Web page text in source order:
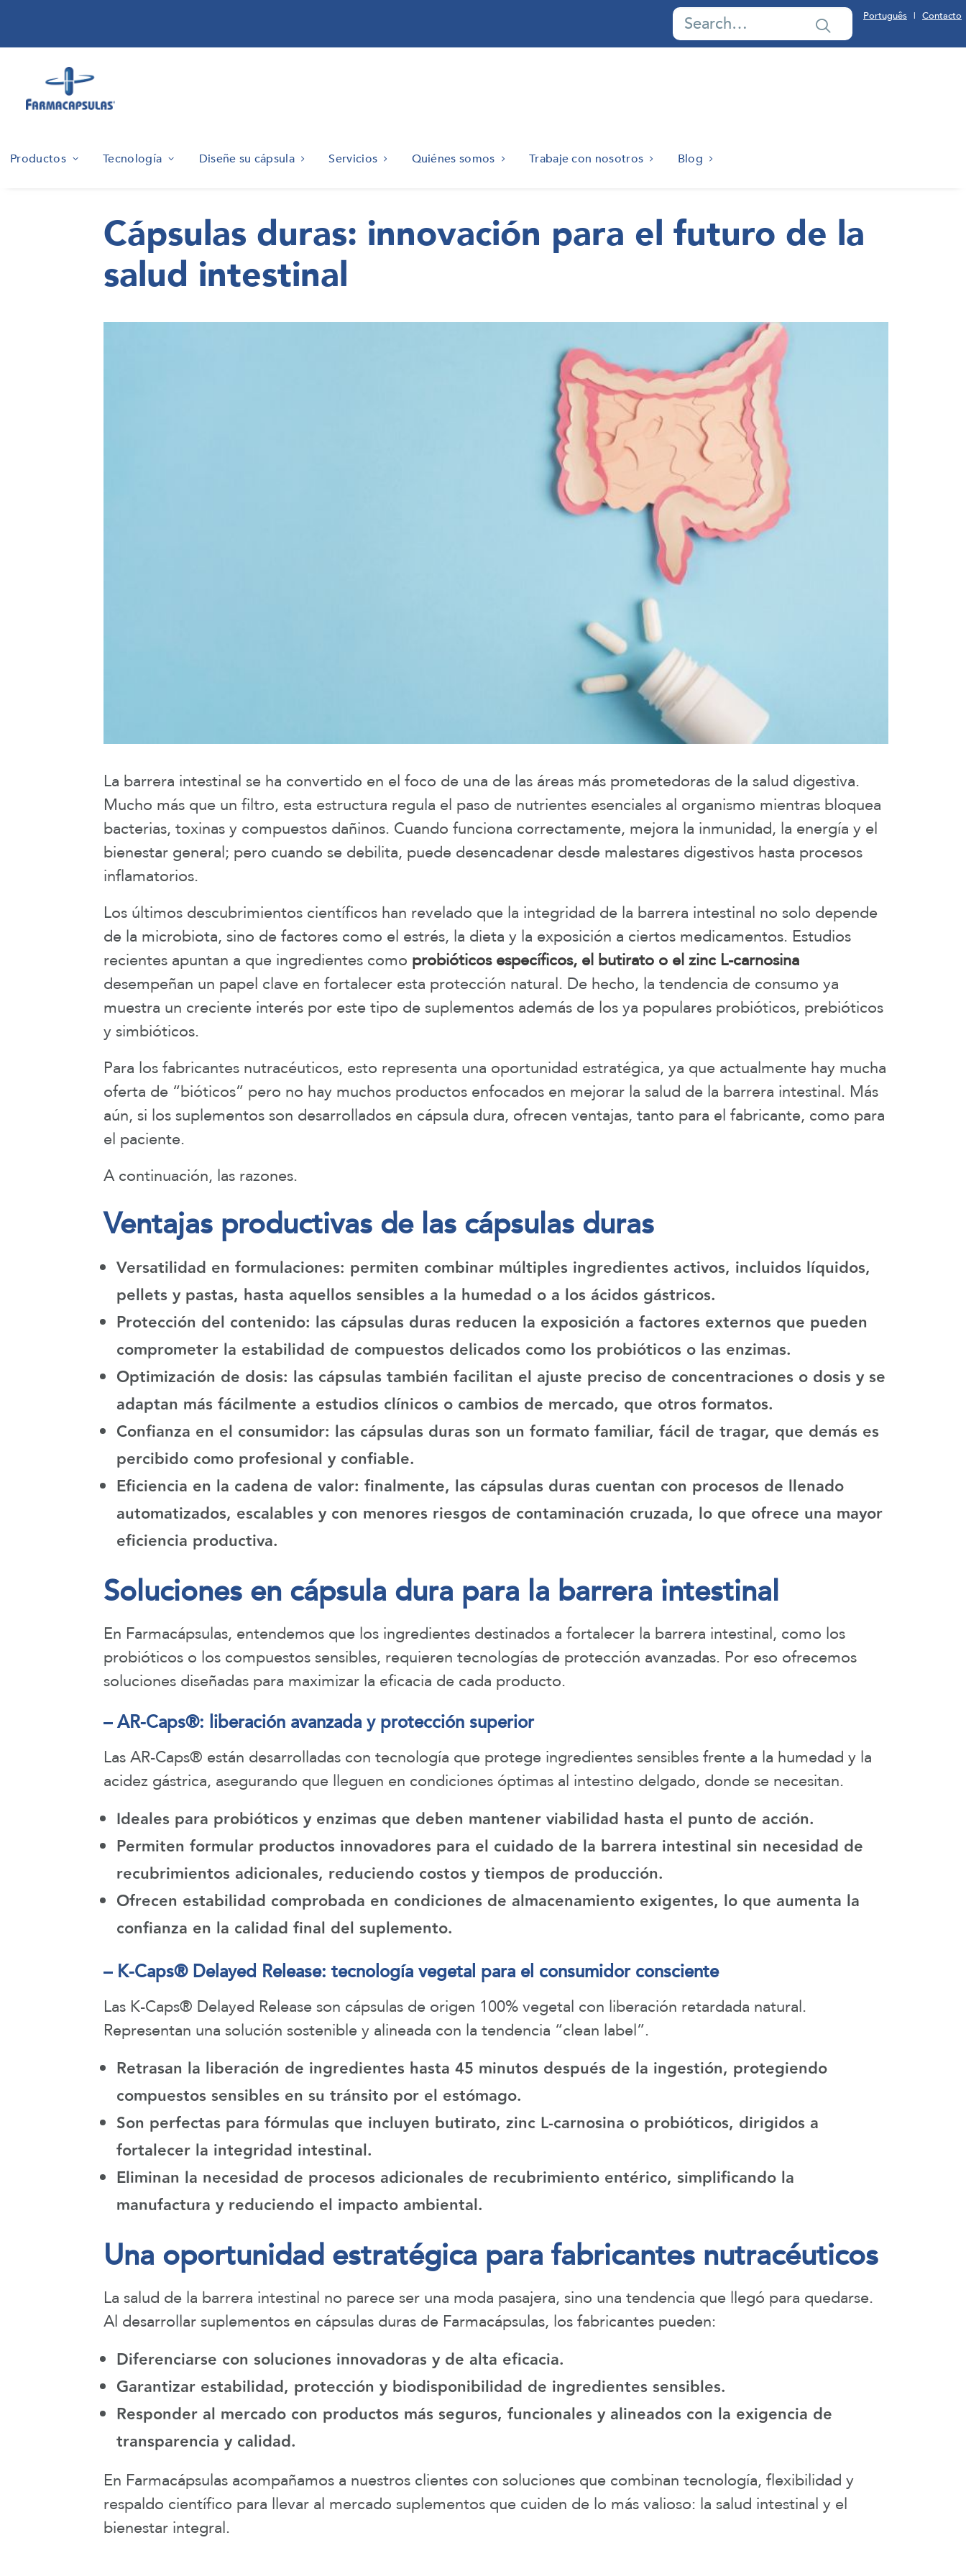
Português | Contacto
Productos Tecnología Diseñe su cápsula Servicios Quiénes somos Trabaje con nosotros Blog
Cápsulas duras: innovación para el futuro de la
salud intestinal
La barrera intestinal se ha convertido en el foco de una de las áreas más prometedoras de la salud digestiva.
Mucho más que un filtro, esta estructura regula el paso de nutrientes esenciales al organismo mientras bloquea
bacterias, toxinas y compuestos dañinos. Cuando funciona correctamente, mejora la inmunidad, la energía y el
bienestar general; pero cuando se debilita, puede desencadenar desde malestares digestivos hasta procesos
inflamatorios.
Los últimos descubrimientos científicos han revelado que la integridad de la barrera intestinal no solo depende
de la microbiota, sino de factores como el estrés, la dieta y la exposición a ciertos medicamentos. Estudios
recientes apuntan a que ingredientes como probióticos específicos, el butirato o el zinc L-carnosina
desempeñan un papel clave en fortalecer esta protección natural. De hecho, la tendencia de consumo ya
muestra un creciente interés por este tipo de suplementos además de los ya populares probióticos, prebióticos
y simbióticos.
Para los fabricantes nutracéuticos, esto representa una oportunidad estratégica, ya que actualmente hay mucha
oferta de “bióticos” pero no hay muchos productos enfocados en mejorar la salud de la barrera intestinal. Más
aún, si los suplementos son desarrollados en cápsula dura, ofrecen ventajas, tanto para el fabricante, como para
el paciente.
A continuación, las razones.
Ventajas productivas de las cápsulas duras
Versatilidad en formulaciones: permiten combinar múltiples ingredientes activos, incluidos líquidos,
pellets y pastas, hasta aquellos sensibles a la humedad o a los ácidos gástricos.
Protección del contenido: las cápsulas duras reducen la exposición a factores externos que pueden
comprometer la estabilidad de compuestos delicados como los probióticos o las enzimas.
Optimización de dosis: las cápsulas también facilitan el ajuste preciso de concentraciones o dosis y se
adaptan más fácilmente a estudios clínicos o cambios de mercado, que otros formatos.
Confianza en el consumidor: las cápsulas duras son un formato familiar, fácil de tragar, que demás es
percibido como profesional y confiable.
Eficiencia en la cadena de valor: finalmente, las cápsulas duras cuentan con procesos de llenado
automatizados, escalables y con menores riesgos de contaminación cruzada, lo que ofrece una mayor
eficiencia productiva.
Soluciones en cápsula dura para la barrera intestinal
En Farmacápsulas, entendemos que los ingredientes destinados a fortalecer la barrera intestinal, como los
probióticos o los compuestos sensibles, requieren tecnologías de protección avanzadas. Por eso ofrecemos
soluciones diseñadas para maximizar la eficacia de cada producto.
– AR-Caps®: liberación avanzada y protección superior
Las AR-Caps® están desarrolladas con tecnología que protege ingredientes sensibles frente a la humedad y la
acidez gástrica, asegurando que lleguen en condiciones óptimas al intestino delgado, donde se necesitan.
Ideales para probióticos y enzimas que deben mantener viabilidad hasta el punto de acción.
Permiten formular productos innovadores para el cuidado de la barrera intestinal sin necesidad de
recubrimientos adicionales, reduciendo costos y tiempos de producción.
Ofrecen estabilidad comprobada en condiciones de almacenamiento exigentes, lo que aumenta la
confianza en la calidad final del suplemento.
– K-Caps® Delayed Release: tecnología vegetal para el consumidor consciente
Las K-Caps® Delayed Release son cápsulas de origen 100% vegetal con liberación retardada natural.
Representan una solución sostenible y alineada con la tendencia “clean label”.
Retrasan la liberación de ingredientes hasta 45 minutos después de la ingestión, protegiendo
compuestos sensibles en su tránsito por el estómago.
Son perfectas para fórmulas que incluyen butirato, zinc L-carnosina o probióticos, dirigidos a
fortalecer la integridad intestinal.
Eliminan la necesidad de procesos adicionales de recubrimiento entérico, simplificando la
manufactura y reduciendo el impacto ambiental.
Una oportunidad estratégica para fabricantes nutracéuticos
La salud de la barrera intestinal no parece ser una moda pasajera, sino una tendencia que llegó para quedarse.
Al desarrollar suplementos en cápsulas duras de Farmacápsulas, los fabricantes pueden:
Diferenciarse con soluciones innovadoras y de alta eficacia.
Garantizar estabilidad, protección y biodisponibilidad de ingredientes sensibles.
Responder al mercado con productos más seguros, funcionales y alineados con la exigencia de
transparencia y calidad.
En Farmacápsulas acompañamos a nuestros clientes con soluciones que combinan tecnología, flexibilidad y
respaldo científico para llevar al mercado suplementos que cuiden de lo más valioso: la salud intestinal y el
bienestar integral.